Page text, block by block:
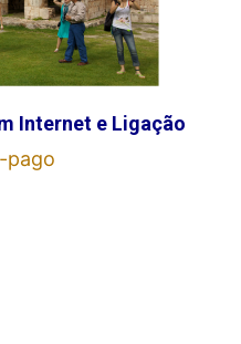
Internet e Ligação